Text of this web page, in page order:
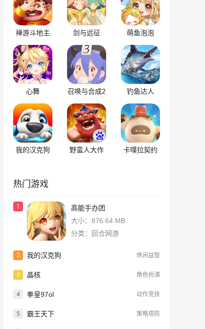
禅游斗地主 剑与远征 萌鱼泡泡
心舞 召唤与合成2 钓鱼达人
我的汉克狗
野蛮人大作
卡噗拉契约
热门游戏
1
高能手办团
大小：876.64 MB
分类：回合网游
2 我的汉克狗 休闲益智
3 晶核 角色扮演
4 拳皇97ol 动作竞技
5 霸王天下 策略塔防